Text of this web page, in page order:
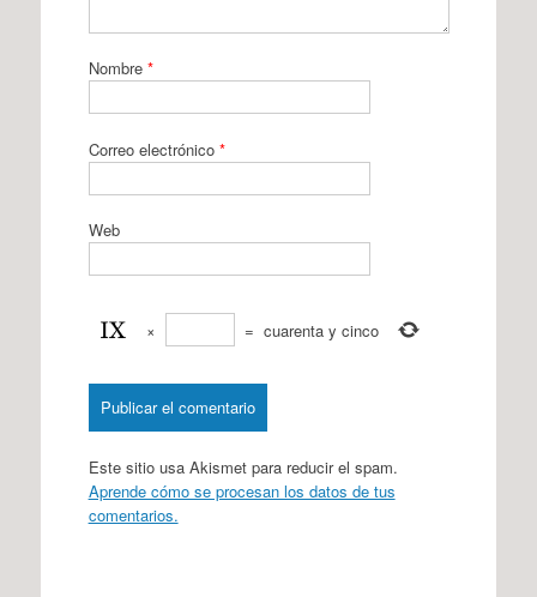
Nombre *
Correo electrónico *
Web
× = cuarenta y cinco
Este sitio usa Akismet para reducir el spam.
Aprende cómo se procesan los datos de tus
comentarios.